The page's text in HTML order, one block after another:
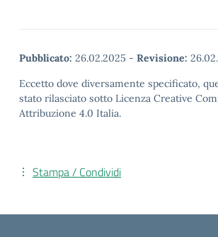
Pubblicato: 26.02.2025 - Revisione:
Eccetto dove diversamente specificato,
stato rilasciato sotto Licenza Creative
Attribuzione 4.0 Italia.
Stampa / Condividi